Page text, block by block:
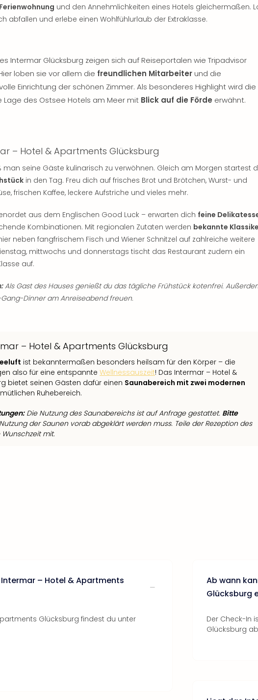
und den Annehmlichkeiten eines Hotels gleichermaßen.
abfallen und erlebe einen Wohlfühlurlaub der Extraklasse.
Intermar Glücksburg zeigen sich auf Reiseportalen wie Tripadvisor
loben sie vor allem die freundlichen Mitarbeiterund die
Einrichtung der schönen Zimmer. Als besonderes Highlight wird die
des Ostsee Hotels am Meer mit Blick auf die Förde erwähnt.
– Hotel & Apartments Glücksburg
seine Gäste kulinarisch zu verwöhnen. Gleich am Morgen startest
in den Tag. Freu dich auf frisches Brot und Brötchen, Wurst- und
frischen Kaffee, leckere Aufstriche und vieles mehr.
aus dem Englischen Good Luck – erwarten dich feine
Kombinationen. Mit regionalen Zutaten werden bekannte
neben fangfrischem Fisch und Wiener Schnitzel auf zahlreiche weitere
mittwochs und donnerstags tischt das Restaurant zudem ein
auf.
Als Gast des Hauses genießt du das tägliche Frühstück kotenfrei.
Dinner am Anreiseabend freuen.
– Hotel & Apartments Glücksburg
ist bekanntermaßen besonders heilsam für den Körper – die
also für eine entspannte Wellnessauszeit! Das Intermar – Hotel &
bietet seinen Gästen dafür einen Saunabereich mit zwei modernen
Ruhebereich.
Die Nutzung des Saunabereichs ist auf Anfrage gestattet. Bitte
der Saunen vorab abgeklärt werden muss. Teile der Rezeption des
mit.
– Hotel & Apartments
Glücksburg findest du unter
Ab wann
Glücksburg
Der Check-In
Glücksburg